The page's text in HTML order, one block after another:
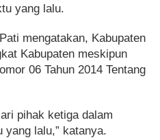
yang lalu.
mengatakan, Kabupaten
Kabupaten meskipun
06 Tahun 2014 Tentang
pihak ketiga dalam
yang lalu,” katanya.